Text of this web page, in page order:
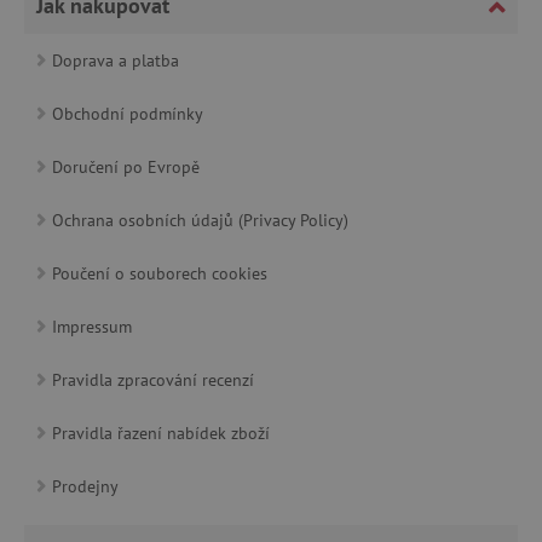
Doprava a platba
Obchodní podmínky
Doručení po Evropě
Ochrana osobních údajů (Privacy Policy)
Poučení o souborech cookies
Impressum
Pravidla zpracování recenzí
Pravidla řazení nabídek zboží
Prodejny